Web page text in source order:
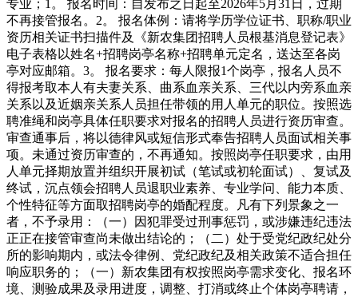
专业；1。 报名时间：自发布之日起至2026年5月31日，过期
不再接管报名。2。 报名体例：请将学历学位证书、职称/职业
资历相关证书扫描件及《新农集团招聘人员根基消息登记表》
电子表格以姓名+招聘岗亭名称+招聘单元定名，送达至各岗
亭对应邮箱。3。 报名要求：每人限报1个岗亭，报名人员不
得报考取本人有夫妻关系、曲系血亲关系、三代以内旁系血亲
关系以及近姻亲关系人员担任带领的用人单元的职位。按照选
聘准绳和岗亭具体任职要求对报名的招聘人员进行资历审查。
审查通事后，将以德律风或短信形式奉告招聘人员面试相关事
项。未通过资历审查的，不再通知。按照岗亭任职要求，由用
人单元择期放置并组织开展初试（笔试或初轮面试）、复试及
终试，沉点领会招聘人员退职业素养、专业学问、能力本质、
个性特征等方面取招聘岗亭的婚配程度。凡有下列景象之一
者，不予录用：（一）因犯罪受过刑事惩罚，或涉嫌违纪违法
正正在接管审查尚未做出结论的；（二）处于受党纪政纪处分
所的影响期内，或法令律例、党纪政纪及相关政策不适合担任
响应职务的；（一）新农集团有权按照岗亭需求变化、报名环
境、测验成果及录用进度，调整、打消或终止个体岗亭聘请，